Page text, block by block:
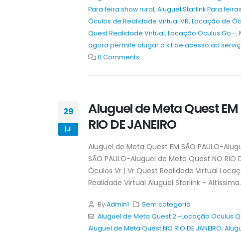
Para feira show rural, Aluguel Starlink Para
Óculos de Realidade Virtual VR, Locação de
Quest Realidade Virtual, Locação Oculus Go -,
agora permite alugar o kit de acesso ao
0 Comments
29
jul
Aluguel de Meta Quest
RIO DE JANEIRO
Aluguel de Meta Quest EM SÃO PAULO-
SÃO PAULO-Aluguel de Meta Quest NO
Óculos Vr | Vr Quest Realidade Virtual
Realidade Virtual Aluguel Starlink -
ByAdmin1
Sem categoria
Aluguel de Meta Quest 2 -Locação Oculus
Aluguel de Meta Quest NO RIO DE JANEIRO,
Aluguel de Totem Touch Screen para
Stands e Feiras Corporativas em
2026 – Fortaleza, Caucaia,
Maracanaú 2026
Conferências Empresariais em 2026 –
Recife, Olinda, Jaboatão dos
Guararapes 2026
Aluguel de Totem Touch Screen para
Eventos Promocionais em 2026 –
Salvador, Lauro de Freitas, Camaçari
2026
8